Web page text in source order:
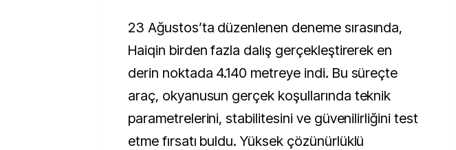
23 Ağustos’ta düzenlenen deneme sırasında,
Haiqin birden fazla dalış gerçekleştirerek en
derin noktada 4.140 metreye indi. Bu süreçte
araç, okyanusun gerçek koşullarında teknik
parametrelerini, stabilitesini ve güvenilirliğini test
etme fırsatı buldu. Yüksek çözünürlüklü